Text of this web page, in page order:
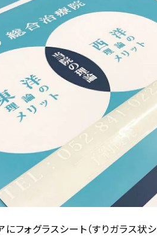
フォグラスシート（すりガラス状